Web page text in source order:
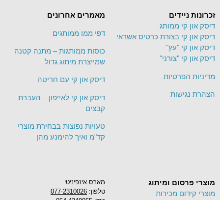
מארס אינפיניטי
טלפון: 077-2310026
מוצרי פרסום ומיתוג
מוצרי קידום מכירות
מאמרים אחרונים
דפי ממו ממותגים
כוסות ממותגות – מתנה קטנה
שמייצרת מיתוג גדול
דיסק און קי עם חריטה
דיסק און קי לאייפון – העברת
קבצים
טעויות נפוצות בבחירת מוצרי
קד"מ ואיך להימנע מהן
זכרונות ניידים
דיסק און קי ממותג
דיסק און קי בצורת כרטיס אשראי
דיסק און קי "עץ"
דיסק און קי "צורני"
מדיניות הפרטיות
הצהרת נגישות